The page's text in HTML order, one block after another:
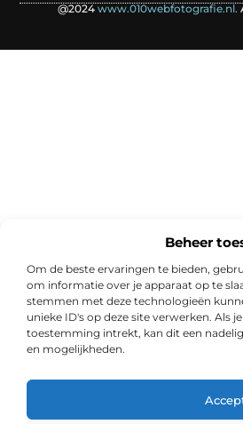
Beheer
Om de beste ervaringen te bieden,
om informatie over je apparaat op te
stemmen met deze technologieën
unieke ID's op deze site verwerken. Als
toestemming intrekt, kan dit een
en mogelijkheden.
@2024 www.010webfotografie.nl.